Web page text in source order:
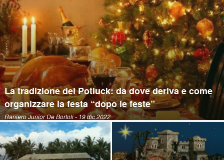
La tradizione del Potluck: da dove deriva e come
organizzare la festa “dopo le feste”
Raniero Junior De Bortoli- 19 dic 2022